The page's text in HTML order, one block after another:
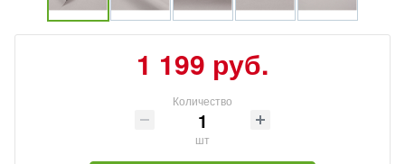
1 199 руб.
Количество
шт